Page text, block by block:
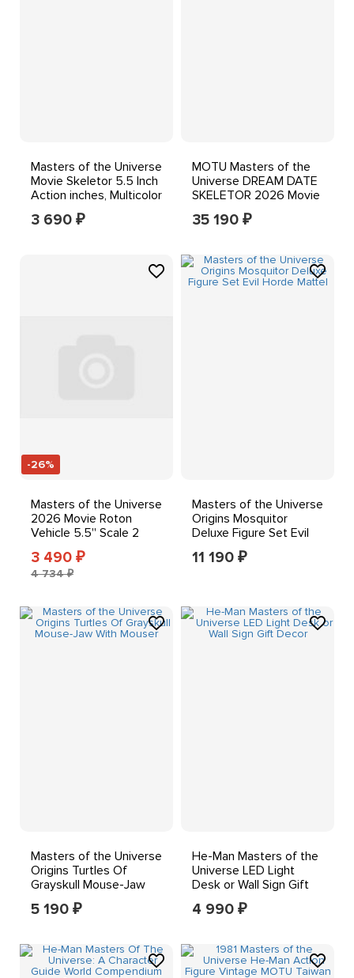
Masters of the Universe
Movie Skeletor 5.5 Inch
Action inches, Multicolor
3 690 ₽
MOTU Masters of the
Universe DREAM DATE
SKELETOR 2026 Movie
Mattel Sold Out
35 190 ₽
-26%
Masters of the Universe
2026 Movie Roton
Vehicle 5.5'' Scale 2
3 490 ₽
4 734 ₽
Masters of the Universe
Origins Mosquitor
Deluxe Figure Set Evil
Horde Mattel
11 190 ₽
Masters of the Universe
Origins Turtles Of
Grayskull Mouse-Jaw
With Mouser
5 190 ₽
He-Man Masters of the
Universe LED Light
Desk or Wall Sign Gift
4 990 ₽